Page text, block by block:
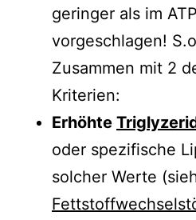
geringer als im
vorgeschlagen!
Zusammen mit 2
Kriterien:
Erhöhte
oder spezifische
solcher Werte